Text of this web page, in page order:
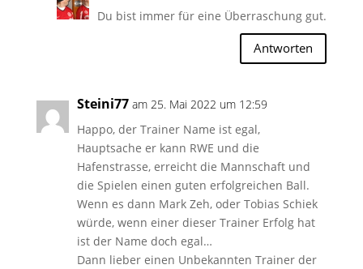
Du bist immer für eine Überraschung gut.
Antworten
Steini77 am 25. Mai 2022 um 12:59
Happo, der Trainer Name ist egal,
Hauptsache er kann RWE und die
Hafenstrasse, erreicht die Mannschaft und
die Spielen einen guten erfolgreichen Ball.
Wenn es dann Mark Zeh, oder Tobias Schiek
würde, wenn einer dieser Trainer Erfolg hat
ist der Name doch egal…
Dann lieber einen Unbekannten Trainer der